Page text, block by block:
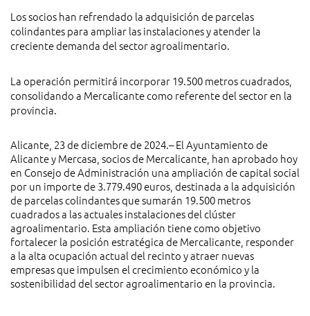
Los socios han refrendado la adquisición de parcelas
colindantes para ampliar las instalaciones y atender la
creciente demanda del sector agroalimentario.
La operación permitirá incorporar 19.500 metros cuadrados,
consolidando a Mercalicante como referente del sector en la
provincia.
Alicante, 23 de diciembre de 2024.– El Ayuntamiento de
Alicante y Mercasa, socios de Mercalicante, han aprobado hoy
en Consejo de Administración una ampliación de capital social
por un importe de 3.779.490 euros, destinada a la adquisición
de parcelas colindantes que sumarán 19.500 metros
cuadrados a las actuales instalaciones del clúster
agroalimentario. Esta ampliación tiene como objetivo
fortalecer la posición estratégica de Mercalicante, responder
a la alta ocupación actual del recinto y atraer nuevas
empresas que impulsen el crecimiento económico y la
sostenibilidad del sector agroalimentario en la provincia.